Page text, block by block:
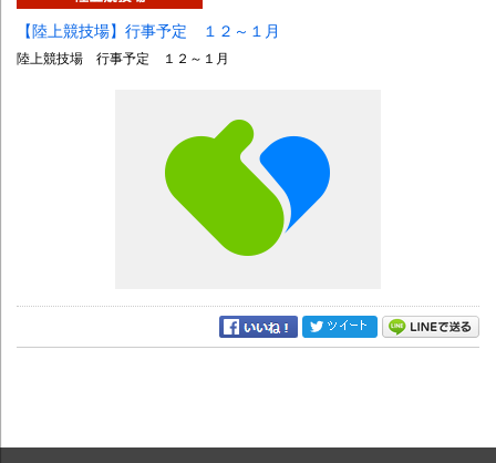
【陸上競技場】行事予定 １２～１月
陸上競技場 行事予定 １２～１月